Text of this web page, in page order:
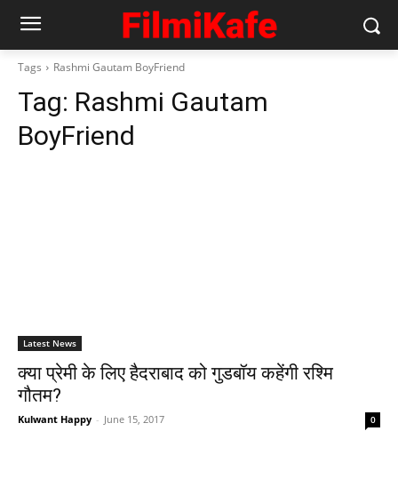
Tags Rashmi Gautam BoyFriend
Tag: Rashmi Gautam
BoyFriend
Latest News
क्‍या प्रेमी के लिए हैदराबाद को गुडबॉय कहेंगी रश्‍मि
गौतम?
Kulwant Happy - June 15, 2017 0